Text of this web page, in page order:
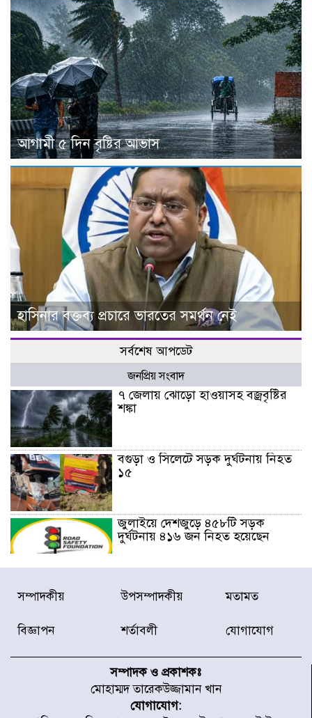
আগামী ৫ দিন বৃষ্টির আভাস
হাসিনার বক্তব্য প্রচারে ভারতের সমর্থন নেই
সর্বশেষ আপডেট
জনপ্রিয় সংবাদ
৭ জেলায় ঝোড়ো হাওয়াসহ বজ্রবৃষ্টির
শঙ্কা
বগুড়া ও সিলেটে সড়ক দুর্ঘটনায় নিহত
১৫
জুলাইয়ে দেশজুড়ে ৪৫৮টি সড়ক
দুর্ঘটনায় ৪১৬ জন নিহত হয়েছেন
হারিয়ে যাওয়া শিশুকে পরিবারের কাছে
ফিরিয়ে প্রশংসায় ভাসছেন খিলক্ষেত
স্মৃতি জাদুঘর
সম্পাদকীয় উপসম্পাদকীয় মতামত
বিজ্ঞাপন শর্তাবলী যোগাযোগ
সম্পাদক ও প্রকাশকঃ
মোহাম্মদ তারেকউজ্জামান খান
যোগাযোগ: